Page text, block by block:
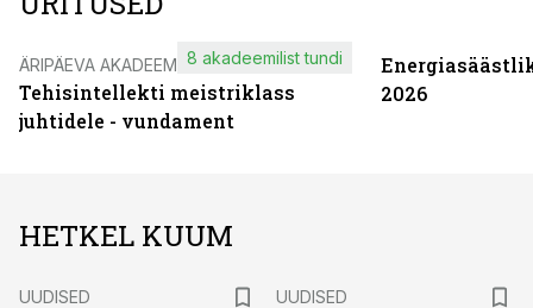
ÄRIPÄEVA AKADEEMIA
Tehisintellekti meistriklass
juhtidele - vundament
8 akadeemilist tundi
2026
HETKEL KUUM
UUDISED
UUDISED